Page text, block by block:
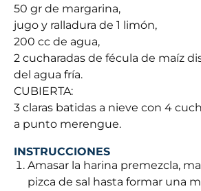
50 gr de margarina,
jugo y ralladura de 1 limón,
200 cc de agua,
2 cucharadas de fécula de maíz
del agua fría.
CUBIERTA:
3 claras batidas a nieve con 4
a punto merengue.
INSTRUCCIONES
Amasar la harina premezcla,
pizca de sal hasta formar una